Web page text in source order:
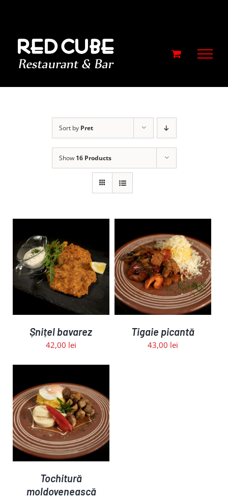
Sort by Pret
Show 16 Products
Șnițel bavarez
42,00 lei
ADAUGĂ ÎN COȘ
/
DETALII
Tigaie picantă
43,00 lei
Tochitură
moldovenească